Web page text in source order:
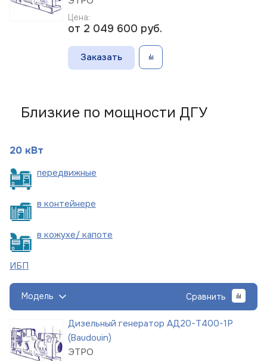
Цена:
от 2 049 600 руб.
Заказать
Близкие по мощности ДГУ
20 кВт
передвижные
в контейнере
в кожухе/ капоте
ИБП
Модель Сравнить
Дизельный генератор АД20-Т400-1Р
(Baudouin)
ЭТРО